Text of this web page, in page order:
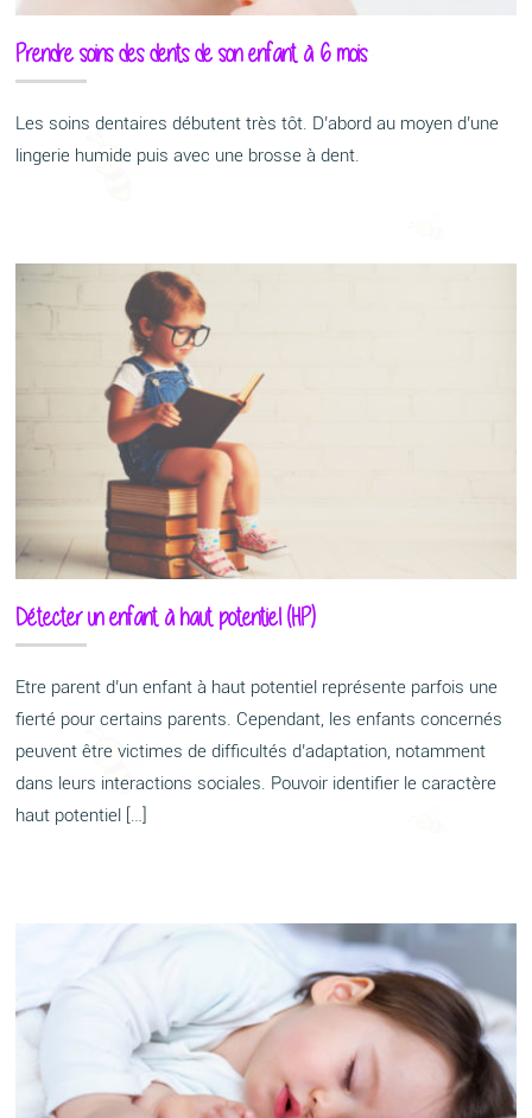
Prendre soins des dents de son enfant à 6 mois
Les soins dentaires débutent très tôt. D’abord au moyen d’une
lingerie humide puis avec une brosse à dent.
Détecter un enfant à haut potentiel (HP)
Etre parent d’un enfant à haut potentiel représente parfois une
fierté pour certains parents. Cependant, les enfants concernés
peuvent être victimes de difficultés d’adaptation, notamment
dans leurs interactions sociales. Pouvoir identifier le caractère
haut potentiel […]